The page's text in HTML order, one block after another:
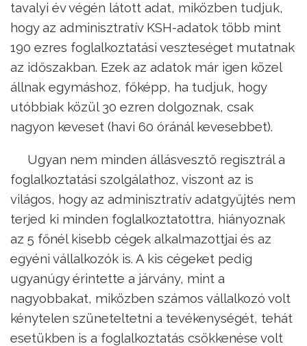
tavalyi év végén látott adat, miközben tudjuk,
hogy az adminisztratív KSH-adatok több mint
190 ezres foglalkoztatási veszteséget mutatnak
az időszakban. Ezek az adatok már igen közel
állnak egymáshoz, főképp, ha tudjuk, hogy
utóbbiak közül 30 ezren dolgoznak, csak
nagyon keveset (havi 60 óránál kevesebbet).
Ugyan nem minden állásvesztő regisztrál a
foglalkoztatási szolgálathoz, viszont az is
világos, hogy az adminisztratív adatgyűjtés nem
terjed ki minden foglalkoztatottra, hiányoznak
az 5 főnél kisebb cégek alkalmazottjai és az
egyéni vállalkozók is. A kis cégeket pedig
ugyanúgy érintette a járvány, mint a
nagyobbakat, miközben számos vállalkozó volt
kénytelen szüneteltetni a tevékenységét, tehát
esetükben is a foglalkoztatás csökkenése volt